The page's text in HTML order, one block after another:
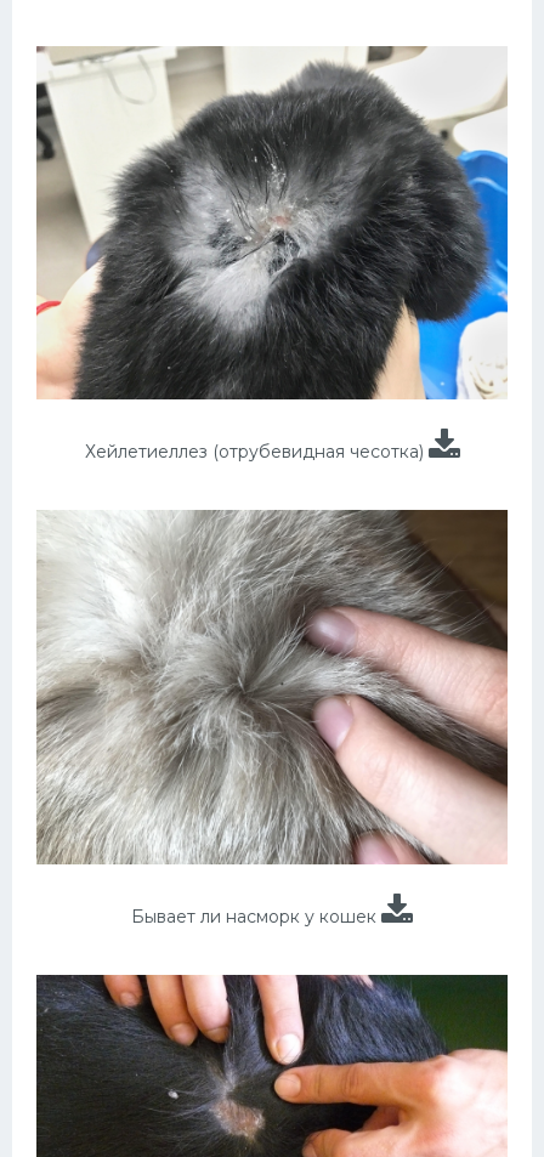
Хейлетиеллез (отрубевидная чесотка)
Бывает ли насморк у кошек